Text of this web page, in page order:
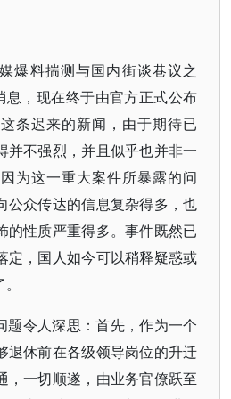
爆料揣测与国内街谈巷议之
息，现在终于由官方正式公布
条迟来的新闻，由于期待已
并不强烈，并且似乎也并非一
为这一重大案件所暴露的问
公众传达的信息复杂得多，也
的性质严重得多。事件既然已
定，国人如今可以稍释疑惑或
题令人深思：首先，作为一个
退休前在各级领导岗位的升迁
，一切顺遂，由业务官僚跃至